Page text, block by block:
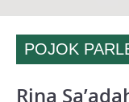
POJOK
Rina